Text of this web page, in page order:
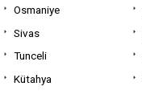
Osmaniye
Sivas
Tunceli
Kütahya